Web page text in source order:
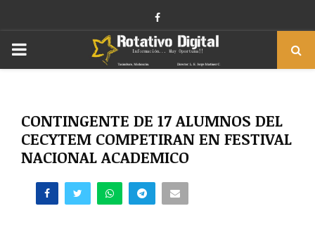
Facebook
PRIMARY
CONTINGENTE DE 17 ALUMNOS DEL
CECYTEM COMPETIRAN EN FESTIVAL
NACIONAL ACADEMICO